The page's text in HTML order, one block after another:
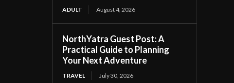
ADULT August 4, 2026
NorthYatra Guest Post: A
Practical Guide to Planning
Your Next Adventure
TRAVEL July 30, 2026